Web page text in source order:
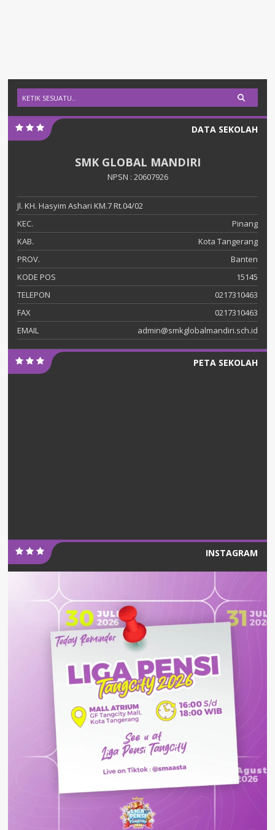
DATA SEKOLAH
SMK GLOBAL MANDIRI
NPSN : 20607926
Jl. KH. Hasyim Ashari KM.7 Rt.04/02
KEC.
Pinang
KAB.
Kota Tangerang
PROV.
Banten
KODE POS
15145
TELEPON
0217310463
FAX
0217310463
EMAIL
admin@smkglobalmandiri.sch.id
PETA SEKOLAH
INSTAGRAM